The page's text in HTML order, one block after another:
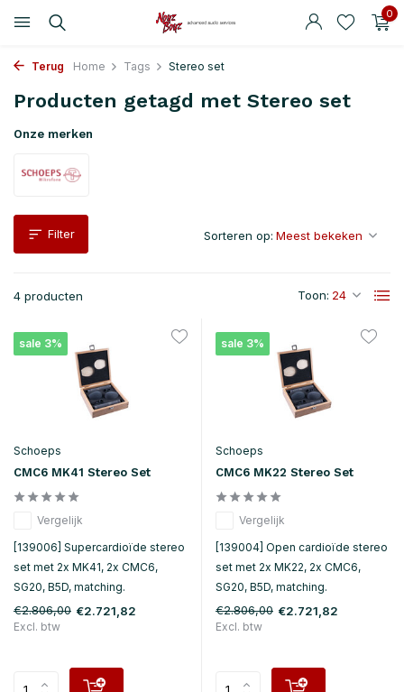
0
Terug Home Tags Stereo set
Producten getagd met Stereo set
Onze merken
Filter
4 producten Toon:
Sorteren op:
sale 3%
Schoeps
CMC6 MK41 Stereo Set
Vergelijk
[139006] Supercardioïde stereo
set met 2x MK41, 2x CMC6,
SG20, B5D, matching.
€2.806,00 €2.721,82
Excl. btw
sale 3%
Schoeps
CMC6 MK22 Stereo Set
Vergelijk
[139004] Open cardioïde stereo
set met 2x MK22, 2x CMC6,
SG20, B5D, matching.
€2.806,00 €2.721,82
Excl. btw